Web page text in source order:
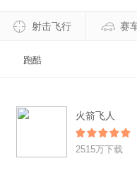
射击飞行 赛
跑酷
火箭飞人
2515万下载